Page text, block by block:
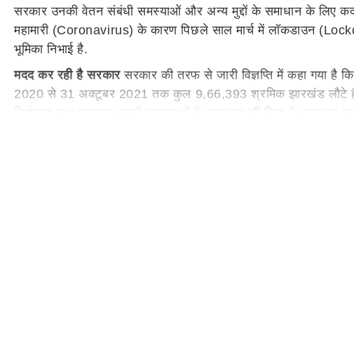
सरकार उनकी वेतन संबंधी समस्याओं और अन्य मुद्दों के समाधान के लिए
महामारी (Coronavirus) के कारण पिछले साल मार्च में लॉकडाउन
भूमिका निभाई है.
मदद कर रही है सरकारसरकार की तरफ से जारी विज्ञप्ति में कहा गया है
2020 से 31 अक्टूबर 2021 तक कुल 9,66,393 श्रमिक झारखंड लौटे हैं.''
नियंत्रण कक्ष लगातार इनकी समस्याओं के समाधान की दिशा में काम